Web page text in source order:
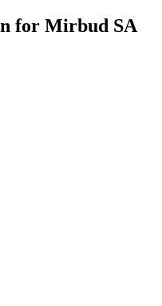
for Mirbud SA